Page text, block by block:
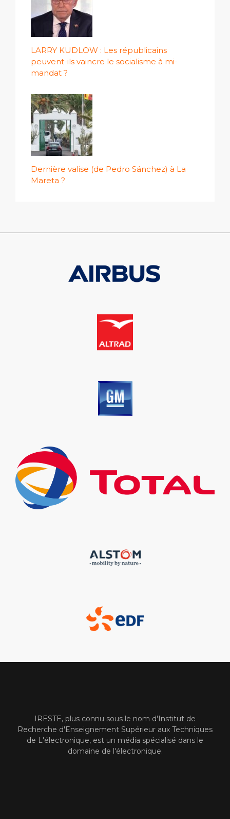
LARRY KUDLOW : Les républicains
peuvent-ils vaincre le socialisme à mi-
mandat ?
Dernière valise (de Pedro Sánchez) à La
Mareta ?
IRESTE, plus connu sous le nom d'Institut de
Recherche d'Enseignement Supérieur aux Techniques
de L'électronique, est un média spécialisé dans le
domaine de l'électronique.